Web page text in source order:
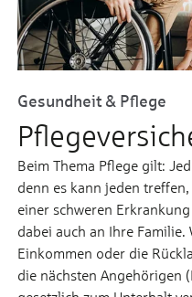
Gesundheit & Pflege
Beim Thema Pflege gilt:
denn es kann jeden
einer schweren
dabei auch an Ihre Familie.
Einkommen oder die
die nächsten Angehörigen